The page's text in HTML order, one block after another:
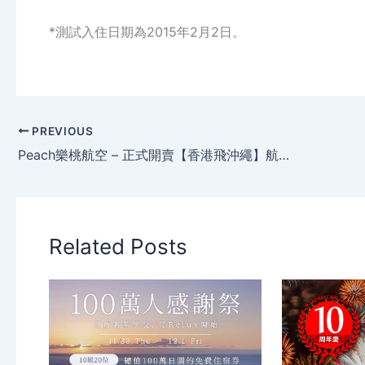
*測試入住日期為2015年2月2日。
PREVIOUS
Peach樂桃航空 – 正式開賣【香港飛沖繩】航線，單程$760起(來回連稅$1,685)。
Related Posts